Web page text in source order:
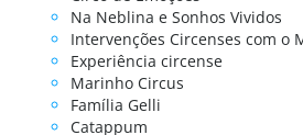
Na Neblina e Sonhos Vividos
Intervenções Circenses com o
Experiência circense
Marinho Circus
Família Gelli
Catappum